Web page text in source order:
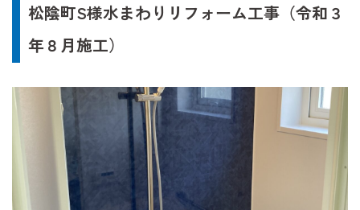
松陰町S様水まわりリフォーム工事（令和３
年８月施工）